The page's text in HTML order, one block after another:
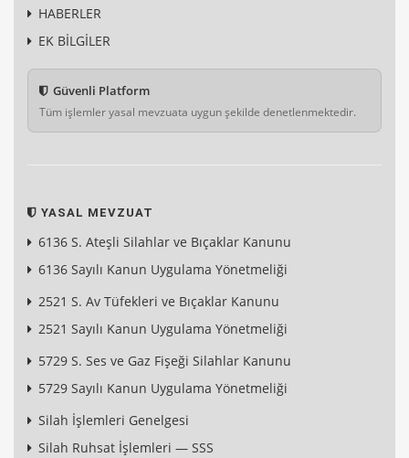
HABERLER
EK BİLGİLER
Güvenli Platform
Tüm işlemler yasal mevzuata uygun şekilde denetlenmektedir.
YASAL MEVZUAT
6136 S. Ateşli Silahlar ve Bıçaklar Kanunu
6136 Sayılı Kanun Uygulama Yönetmeliği
2521 S. Av Tüfekleri ve Bıçaklar Kanunu
2521 Sayılı Kanun Uygulama Yönetmeliği
5729 S. Ses ve Gaz Fişeği Silahlar Kanunu
5729 Sayılı Kanun Uygulama Yönetmeliği
Silah İşlemleri Genelgesi
Silah Ruhsat İşlemleri — SSS